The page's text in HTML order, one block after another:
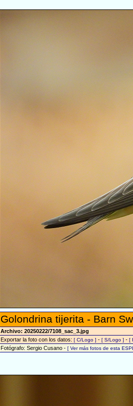
Golondrina tijerita - Barn
Archivo: 20250222/7108_sac_3.jpg
Exportar la foto con los datos: [ C/Logo ] - [ S/Logo ] - [
Fotógrafo: Sergio Cusano - [ Ver más fotos de esta